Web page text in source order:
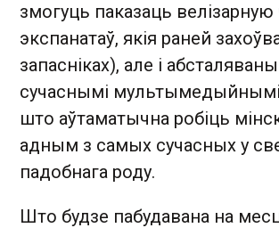
змогуць паказаць велізарную
экспанатаў, якія раней
запасніках), але і
сучаснымі мультымедыйнымі
што аўтаматычна робіць
адным з самых сучасных у
падобнага роду.
Што будзе пабудавана на